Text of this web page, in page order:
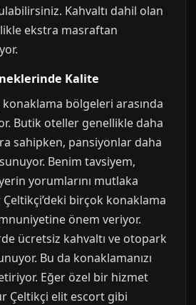
Kahvaltı dahil olan
ekstra masraftan
Kalite
bölgeleri arasında
Butik oteller genellikle daha
sahipken, pansiyonlar daha
Benim tavsiyem,
yorumlarını mutlaka
birçok konaklama
önem veriyor.
ücretsiz kahvaltı ve otopark
Bu da konaklamanızı
Eğer özel bir hizmet
Çeltikçi elit escort gibi